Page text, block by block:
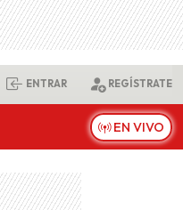
ENTRAR REGÍSTRATE
EN VIVO